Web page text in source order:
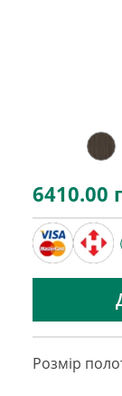
6410.00
Розмір